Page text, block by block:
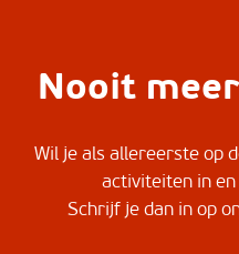
Nooit
Wil je als allereerste op
activiteiten in
Schrijf je dan in op